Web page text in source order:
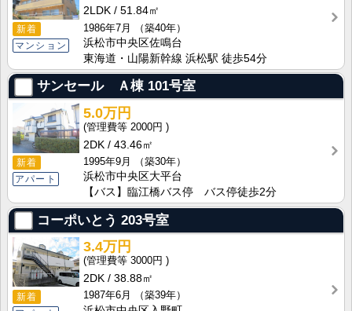
新着
マンション
2LDK
51.84㎡
1986年7月
（築40年）
浜松市中央区佐鳴台
東海道・山陽新幹線 浜松駅 徒歩54分
サンセール Ａ棟101号室
新着
アパート
5.0万円
2000円
2DK
43.46㎡
1995年9月
（築30年）
浜松市中央区大平台
【バス】臨江橋バス停 バス停徒歩2分
コーポいとう 203号室
新着
3.4万円
3000円
2DK
38.88㎡
1987年6月
（築39年）